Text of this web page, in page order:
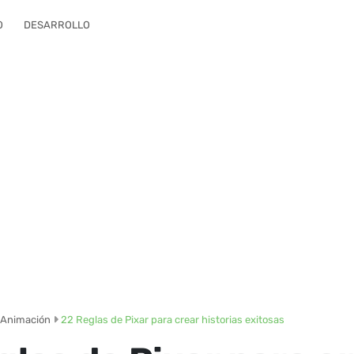
DESARROLLO
Animación 22 Reglas de Pixar para crear historias exitosas